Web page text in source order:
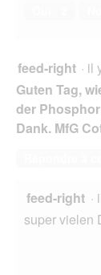
feed-right · il
Guten Tag,
der
Dank. MfG
feed-right ·
super vielen